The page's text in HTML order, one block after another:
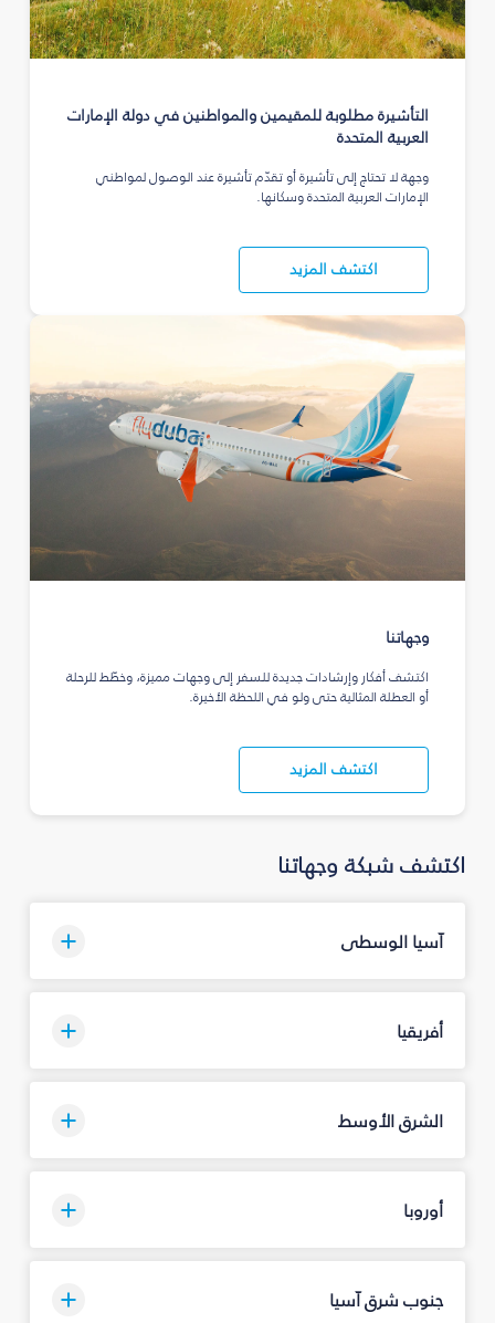
التأشيرة مطلوبة للمقيمين والمواطنين في دولة الإمارات
العربية المتحدة
وجهة لا تحتاج إلى تأشيرة أو تقدّم تأشيرة عند الوصول لمواطني
الإمارات العربية المتحدة وسكانها.
اكتشف المزيد
وجهاتنا
اكتشف أفكار وإرشادات جديدة للسفر إلى وجهات مميزة، وخطّط للرحلة
أو العطلة المثالية حتى ولو في اللحظة الأخيرة.
اكتشف المزيد
اكتشف شبكة وجهاتنا
آسيا الوسطى
أفريقيا
الشرق الأوسط
أوروبا
جنوب شرق آسيا